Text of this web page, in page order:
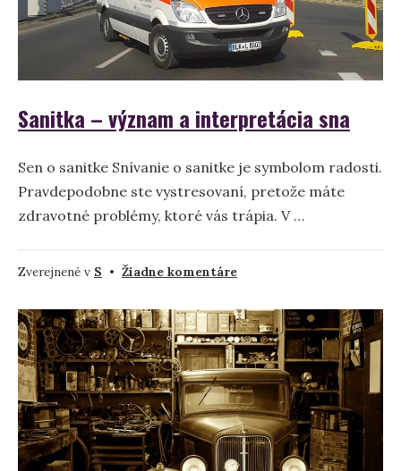
Sanitka – význam a interpretácia sna
Sen o sanitke Snívanie o sanitke je symbolom radosti.
Pravdepodobne ste vystresovaní, pretože máte
zdravotné problémy, ktoré vás trápia. V …
Zverejnené v S • Žiadne komentárena
–
význam
a
interpretácia
sna